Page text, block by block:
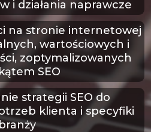
i działania naprawcze
na stronie internetowej
wartościowych i
zoptymalizowanych
SEO
strategii SEO do
klienta i specyfiki
branży